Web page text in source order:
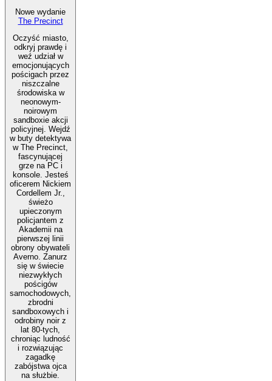
Nowe wydanie
The Precinct
Oczyść miasto,
odkryj prawdę i
weź udział w
emocjonujących
pościgach przez
niszczalne
środowiska w
neonowym-
noirowym
sandboxie akcji
policyjnej. Wejdź
w buty detektywa
w The Precinct,
fascynującej
grze na PC i
konsole. Jesteś
oficerem Nickiem
Cordellem Jr.,
świeżo
upieczonym
policjantem z
Akademii na
pierwszej linii
obrony obywateli
Averno. Zanurz
się w świecie
niezwykłych
pościgów
samochodowych,
zbrodni
sandboxowych i
odrobiny noir z
lat 80-tych,
chroniąc ludność
i rozwiązując
zagadkę
zabójstwa ojca
na służbie.